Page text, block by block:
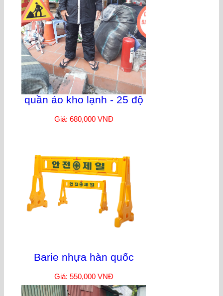
quần áo kho lạnh - 25 độ
Giá: 680,000 VNĐ
Barie nhựa hàn quốc
Giá: 550,000 VNĐ